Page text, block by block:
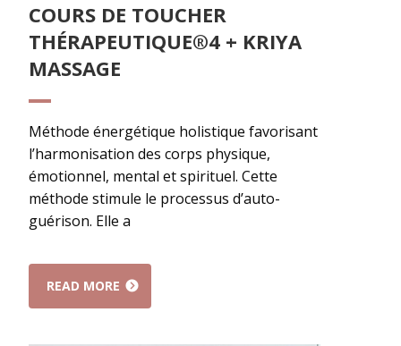
COURS DE TOUCHER
THÉRAPEUTIQUE®4 + KRIYA
MASSAGE
Méthode énergétique holistique favorisant
l’harmonisation des corps physique,
émotionnel, mental et spirituel. Cette
méthode stimule le processus d’auto-
guérison. Elle a
READ MORE